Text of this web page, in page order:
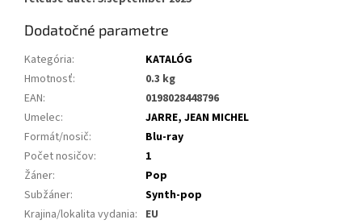
Dodatočné parametre
Kategória:
KATALÓG
Hmotnosť:
0.3 kg
EAN:
0198028448796
Umelec:
JARRE, JEAN MICHEL
Formát/nosič:
Blu-ray
Počet nosičov:
1
Žáner:
Pop
Subžáner:
Synth-pop
Krajina/lokalita vydania: EU